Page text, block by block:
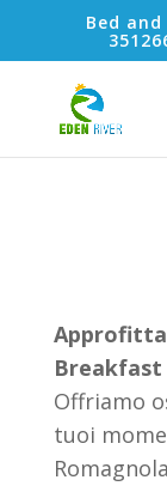
Bed
Breakfast
Offriamo
tuoi